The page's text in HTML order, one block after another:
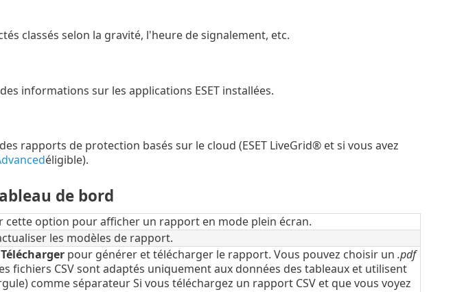
classés selon la gravité, l'heure de signalement, etc.
informations sur les applications ESET installées.
rapports de protection basés sur le cloud (ESET LiveGrid® et si vous avez
éligible).
de bord
cette option pour afficher un rapport en mode plein écran.
les modèles de rapport.
Téléchargerpour générer et télécharger le rapport. Vous pouvez choisir un .pdf
fichiers CSV sont adaptés uniquement aux données des tableaux et utilisent
comme séparateur Si vous téléchargez un rapport CSV et que vous voyez